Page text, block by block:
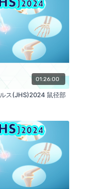
：
01:26:00
ス(JHS)2024 鼠径部